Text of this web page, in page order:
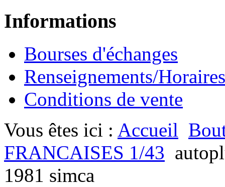
Informations
Bourses d'échanges
Renseignements/Horaires
Conditions de vente
Vous êtes ici : Accueil
FRANCAISES 1/43
1981 simca